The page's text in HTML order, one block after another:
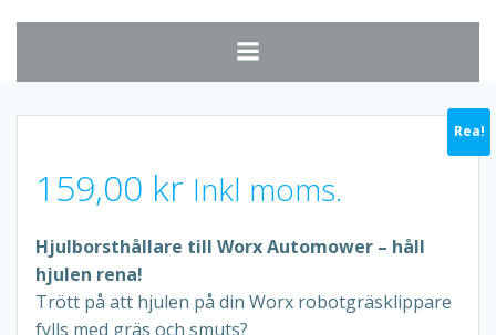
159,00 kr Inkl moms.
Hjulborsthållare till Worx Automower – håll
hjulen rena!
Trött på att hjulen på din Worx robotgräsklippare
fylls med gräs och smuts?
Rea!
Rea!